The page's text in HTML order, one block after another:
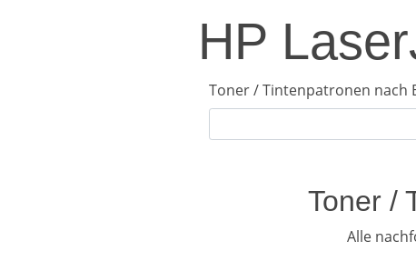
HP
Toner / Tintenpatronen nach
Toner /
Alle